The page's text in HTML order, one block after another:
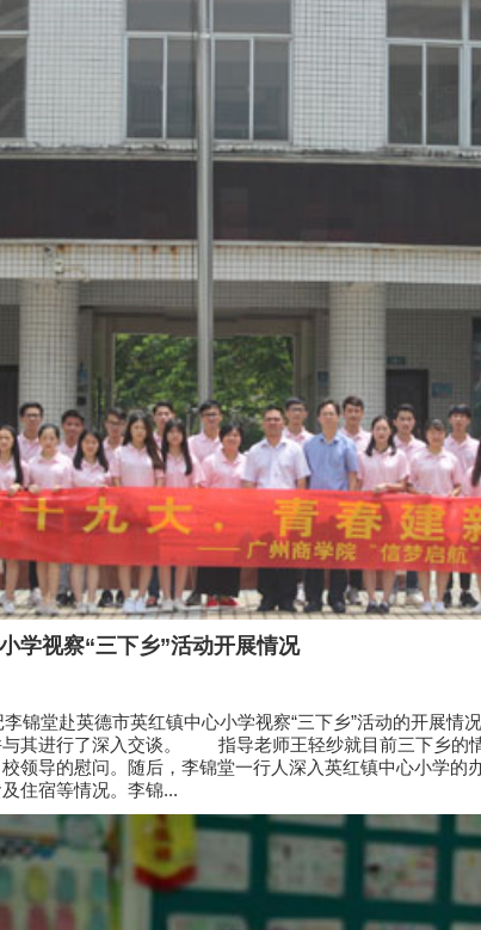
学视察“三下乡”活动开展情况
锦堂赴英德市英红镇中心小学视察“三下乡”活动的开展
其进行了深入交谈。 指导老师王轻纱就目前三下乡的
领导的慰问。随后，李锦堂一行人深入英红镇中心小学
住宿等情况。李锦...